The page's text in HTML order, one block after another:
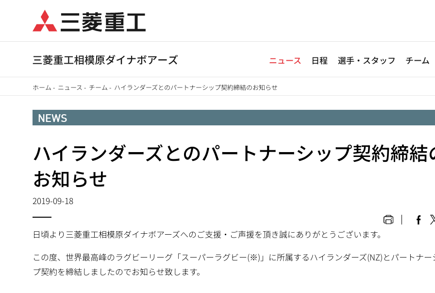
テ
ン
ニュース 日程 選手・スタッフ チーム
ホーム - ニュース - チーム - ハイランダーズとのパートナーシップ契約締結のお知らせ
NEWS
ハイランダーズとのパートナーシップ契約締結
お知らせ
2019-09-18
日頃より三菱重工相模原ダイナボアーズへのご支援・ご声援を頂き誠にありがとうございます。
この度、世界最高峰のラグビーリーグ「スーパーラグビー(※)」に所属するハイランダーズ(NZ)とパートナー
プ契約を締結しましたのでお知らせ致します。